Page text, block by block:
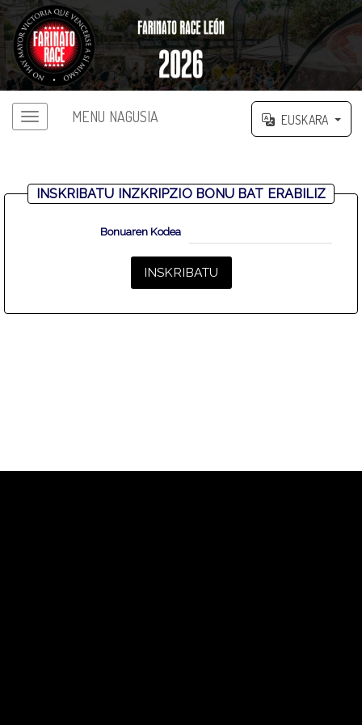
MENU NAGUSIA EUSKARA
INSKRIBATU INZKRIPZIO BONU BAT ERABILIZ
Bonuaren Kodea